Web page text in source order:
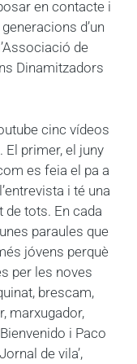
en contacte i
d’un
de
Dinamitzadors
cinc vídeos
El primer, el juny
es feia el pa a
i té una
de tots. En cada
paraules que
jóvens perquè
per les noves
brescam,
marxugador,
i Paco
de vila’,